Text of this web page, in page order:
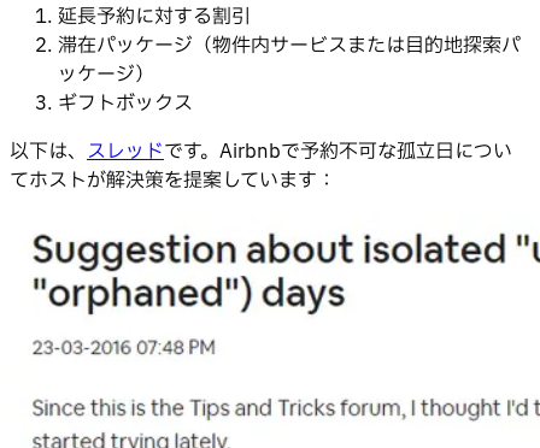
延長予約に対する割引
滞在パッケージ（物件内サービスまたは目的地探索パ
ッケージ）
ギフトボックス
以下は、 スレッドです。Airbnbで予約不可な孤立日につい
てホストが解決策を提案しています：